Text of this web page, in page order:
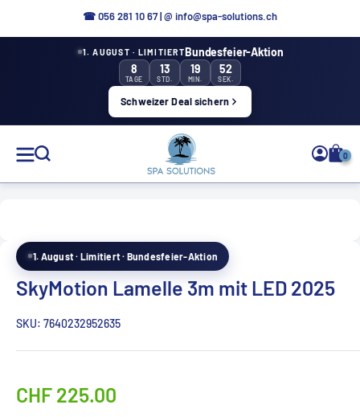
☎ 056 281 10 67|@ info@spa-solutions.ch
1. AUGUST · LIMITIERTBundesfeier-Aktion
8
TAGE
13
STD.
19
MIN.
51
SEK.
Schweizer Deal sichern
Solutions
de
0
1. August · Limitiert · Bundesfeier-Aktion
SkyMotion Lamelle 3m mit LED 2025
SKU: 7640232952635
Sonderpreis
CHF 225.00